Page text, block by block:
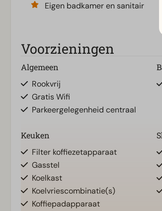
Eigen badkamer en sanitair
Voorzieningen
Algemeen
Rookvrij
Gratis Wifi
Parkeergelegenheid centraal
Keuken
Filter koffiezetapparaat
Gasstel
Koelkast
Koelvriescombinatie(s)
Koffiepadapparaat